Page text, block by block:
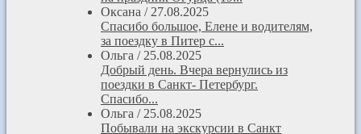
Оксана / 27.08.2025
Спасибо большое, Елене и водителям,
за поездку в Питер с...
Ольга / 25.08.2025
Добрый день. Вчера вернулись из
поездки в Санкт- Петербург.
Спасибо...
Ольга / 25.08.2025
Побывали на экскурсии в Санкт